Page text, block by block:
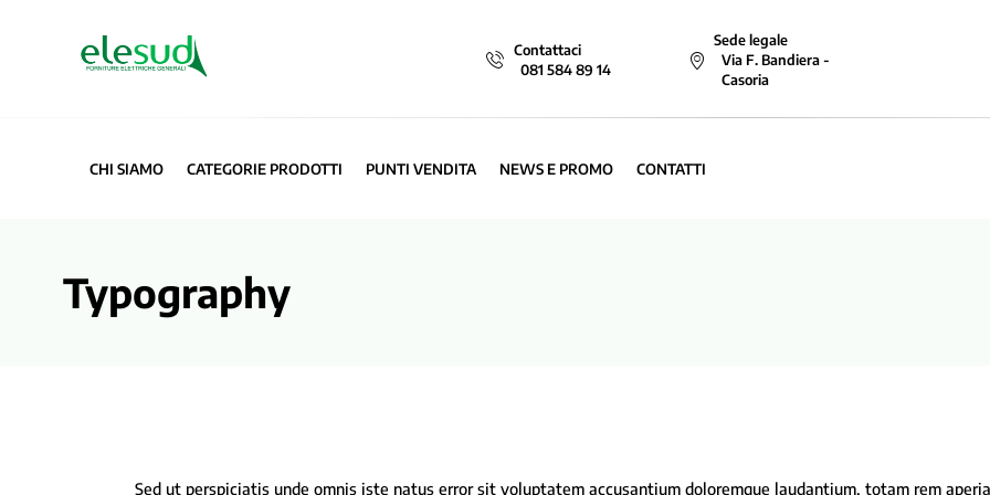
Contattaci
081 584 89 14
Sede legale
Via F. Bandiera -
Casoria
CHI SIAMO CATEGORIE PRODOTTI PUNTI VENDITA NEWS E PROMO CONTATTI
Typography
Sed ut perspiciatis unde omnis iste natus error sit voluptatem accusantium doloremque laudantium, totam rem